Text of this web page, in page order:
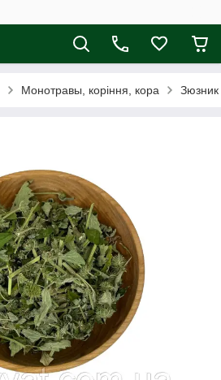
Монотравы, коріння, кора Зюзник